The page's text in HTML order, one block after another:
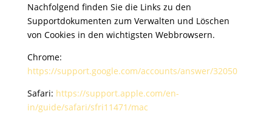
Nachfolgend finden Sie die Links zu den
Supportdokumenten zum Verwalten und Löschen
von Cookies in den wichtigsten Webbrowsern.
Chrome:
https://support.google.com/accounts/answer/32050
Safari: https://support.apple.com/en-
in/guide/safari/sfri11471/mac